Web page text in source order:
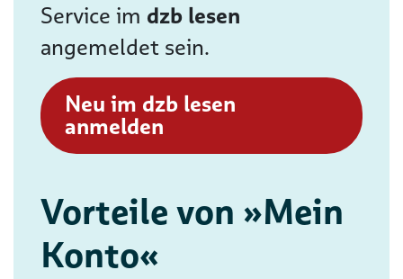
Service im dzb lesen
angemeldet sein.
Neu im dzb lesen
anmelden
Vorteile von »Mein
Konto«